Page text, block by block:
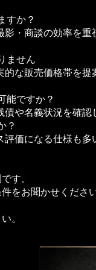
すか？
・商談の効率を
ません
な販売価格帯を
能ですか？
や名義状況を確認
？
価になる仕様も多
す。
をお聞かせください
。